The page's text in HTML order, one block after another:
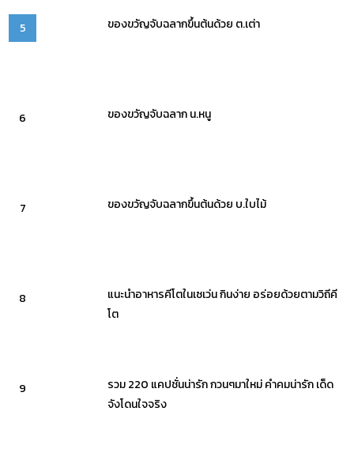
5 ของขวัญจับฉลากขึ้นต้นด้วย ต.เต่า
6 ของขวัญจับฉลาก น.หนู
7 ของขวัญจับฉลากขึ้นต้นด้วย บ.ใบไม้
8
แนะนำอาหารคีโตในเซเว่น กินง่าย อร่อยด้วยตามวิถีคี
โต
9
รวม 220 แคปชั่นน่ารัก กวนๆมาใหม่ คำคมน่ารัก เด็ด
จังโดนใจจริง